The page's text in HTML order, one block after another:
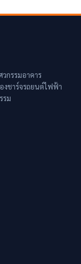
กรรมอาคาร
งชาร์จรถยนต์ไฟฟ้า
รม